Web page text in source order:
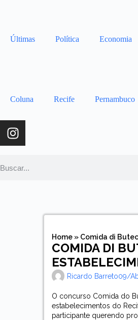
Últimas Política Economia
Coluna Recife Pernambuco
Home » Comida di
COMIDA DI
Ricardo Barreto09/
O concurso Comida do
estabelecimentos do
participante querendo